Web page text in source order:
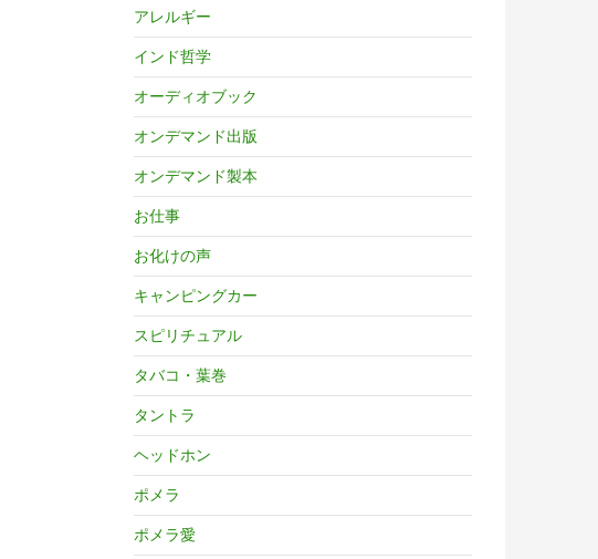
アレルギー
インド哲学
オーディオブック
オンデマンド出版
オンデマンド製本
お仕事
お化けの声
キャンピングカー
スピリチュアル
タバコ・葉巻
タントラ
ヘッドホン
ポメラ
ポメラ愛